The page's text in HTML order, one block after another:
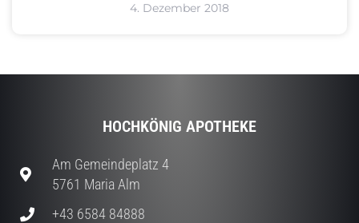
4. Dezember 2018
HOCHKÖNIG APOTHEKE
Am Gemeindeplatz 4
5761 Maria Alm
+43 6584 84888